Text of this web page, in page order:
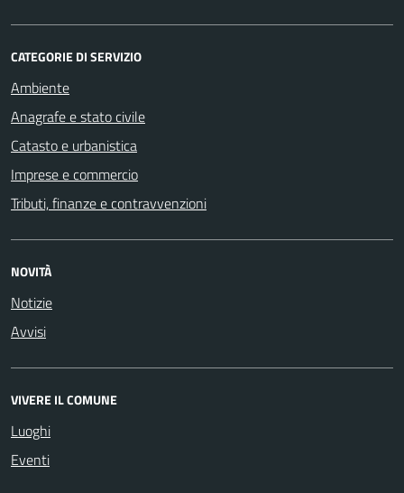
CATEGORIE DI SERVIZIO
Ambiente
Anagrafe e stato civile
Catasto e urbanistica
Imprese e commercio
Tributi, finanze e contravvenzioni
NOVITÀ
Notizie
Avvisi
VIVERE IL COMUNE
Luoghi
Eventi